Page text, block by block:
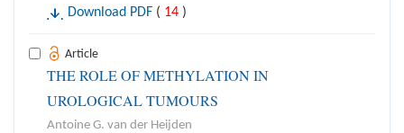
Download PDF ( 14 )
Article
THE ROLE OF METHYLATION IN
UROLOGICAL TUMOURS
Antoine G. van der Heijden